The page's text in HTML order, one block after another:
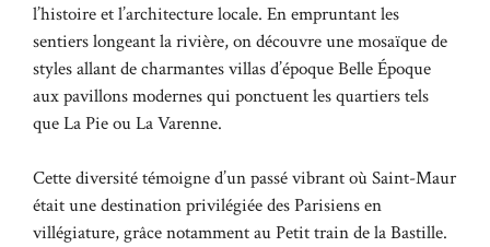
l’histoire et l’architecture locale. En empruntant les
sentiers longeant la rivière, on découvre une mosaïque de
styles allant de charmantes villas d’époque Belle Époque
aux pavillons modernes qui ponctuent les quartiers tels
que La Pie ou La Varenne.
Cette diversité témoigne d’un passé vibrant où Saint-Maur
était une destination privilégiée des Parisiens en
villégiature, grâce notamment au Petit train de la Bastille.